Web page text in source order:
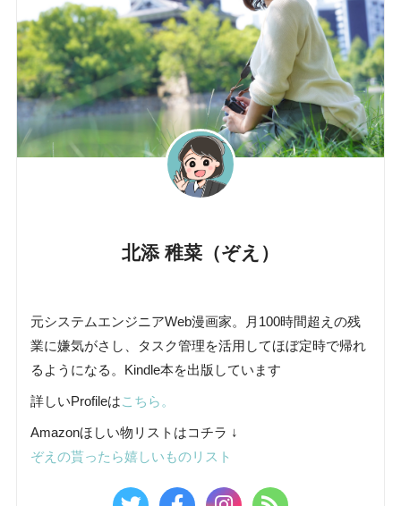
北添 稚菜（ぞえ）
元システムエンジニアWeb漫画家。月100時間超えの残
業に嫌気がさし、タスク管理を活用してほぼ定時で帰れ
るようになる。Kindle本を出版しています
詳しいProfileはこちら。
Amazonほしい物リストはコチラ ↓
ぞえの貰ったら嬉しいものリスト